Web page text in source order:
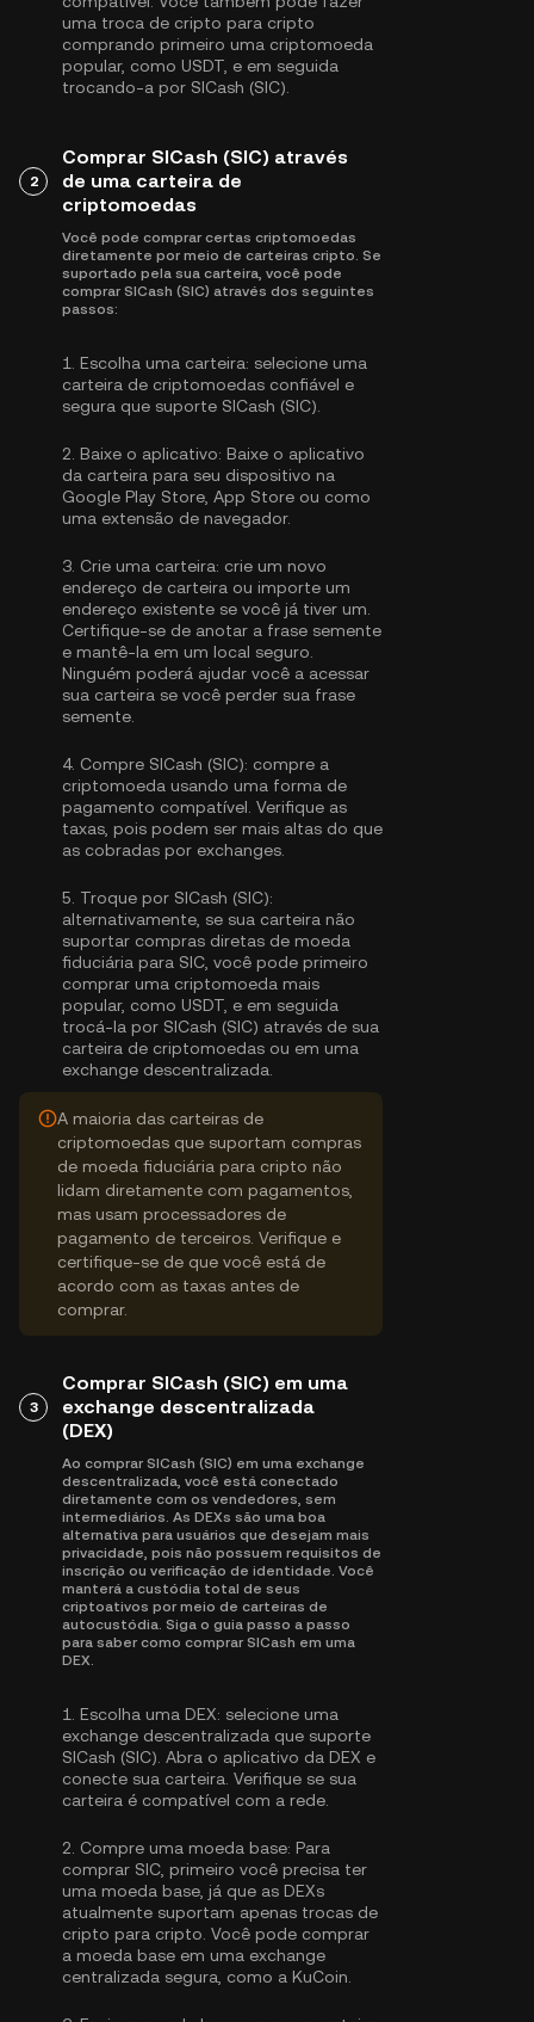
uma troca de cripto para cripto
comprando primeiro uma criptomoeda
popular, como USDT , e em seguida
trocando-a por SICash (SIC).
2
Comprar SICash (SIC) através
de uma carteira de
criptomoedas
Você pode comprar certas criptomoedas
diretamente por meio de carteiras cripto. Se
suportado pela sua carteira, você pode
comprar SICash (SIC) através dos seguintes
passos:
1. Escolha uma carteira: selecione uma
carteira de criptomoedas confiável e
segura que suporte SICash (SIC).
2. Baixe o aplicativo: Baixe o aplicativo
da carteira para seu dispositivo na
Google Play Store, App Store ou como
uma extensão de navegador.
3. Crie uma carteira: crie um novo
endereço de carteira ou importe um
endereço existente se você já tiver um.
Certifique-se de anotar a frase semente
e mantê-la em um local seguro.
Ninguém poderá ajudar você a acessar
sua carteira se você perder sua frase
semente.
4. Compre SICash (SIC): compre a
criptomoeda usando uma forma de
pagamento compatível. Verifique as
taxas, pois podem ser mais altas do que
as cobradas por exchanges.
5. Troque por SICash (SIC):
alternativamente, se sua carteira não
suportar compras diretas de moeda
fiduciária para SIC, você pode primeiro
comprar uma criptomoeda mais
popular, como USDT, e em seguida
trocá-la por SICash (SIC) através de sua
carteira de criptomoedas ou em uma
exchange descentralizada.
A maioria das carteiras de
criptomoedas que suportam compras
de moeda fiduciária para cripto não
lidam diretamente com pagamentos,
mas usam processadores de
pagamento de terceiros. Verifique e
certifique-se de que você está de
acordo com as taxas antes de
comprar.
3
Comprar SICash (SIC) em uma
exchange descentralizada
(DEX)
Ao comprar SICash (SIC) em uma exchange
descentralizada, você está conectado
diretamente com os vendedores, sem
intermediários. As DEXs são uma boa
alternativa para usuários que desejam mais
privacidade, pois não possuem requisitos de
inscrição ou verificação de identidade. Você
manterá a custódia total de seus
criptoativos por meio de carteiras de
autocustódia. Siga o guia passo a passo
para saber como comprar SICash em uma
DEX.
1. Escolha uma DEX: selecione uma
exchange descentralizada que suporte
SICash (SIC). Abra o aplicativo da DEX e
conecte sua carteira. Verifique se sua
carteira é compatível com a rede.
2. Compre uma moeda base: Para
comprar SIC, primeiro você precisa ter
uma moeda base, já que as DEXs
atualmente suportam apenas trocas de
cripto para cripto. Você pode comprar
a moeda base em uma exchange
centralizada segura, como a KuCoin.